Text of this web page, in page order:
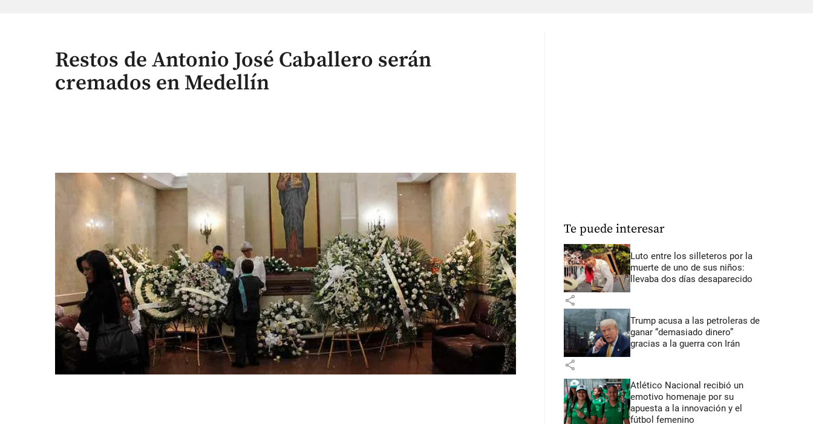
Restos de Antonio José Caballero serán
cremados en Medellín
Te puede interesar
Luto entre los silleteros por la
muerte de uno de sus niños:
llevaba dos días desaparecido
share
Trump acusa a las petroleras de
ganar “demasiado dinero”
gracias a la guerra con Irán
share
Atlético Nacional recibió un
emotivo homenaje por su
apuesta a la innovación y el
fútbol femenino